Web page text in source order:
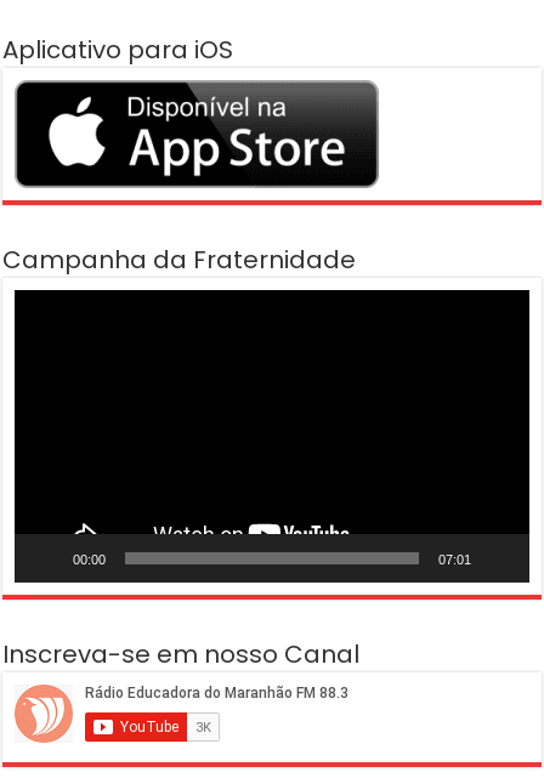
Aplicativo para iOS
Campanha da Fraternidade
00:00 07:01
Inscreva-se em nosso Canal